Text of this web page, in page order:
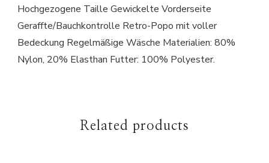
Hochgezogene Taille Gewickelte Vorderseite
Geraffte/Bauchkontrolle Retro-Popo mit voller
Bedeckung Regelmäßige Wäsche Materialien: 80%
Nylon, 20% Elasthan Futter: 100% Polyester.
Related products